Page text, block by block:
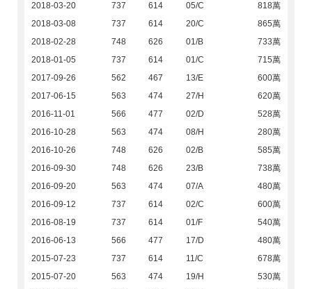
2018-03-20
737 614 05/C
818萬
2018-03-08
737 614 20/C
865萬
2018-02-28
748 626 01/B
733萬
2018-01-05
737 614 01/C
715萬
2017-09-26
562 467 13/E
600萬
2017-06-15
563 474 27/H
620萬
2016-11-01
566 477 02/D
528萬
2016-10-28
563 474 08/H
280萬
2016-10-26
748 626 02/B
585萬
2016-09-30
748 626 23/B
738萬
2016-09-20
563 474 07/A
480萬
2016-09-12
737 614 02/C
600萬
2016-08-19
737 614 01/F
540萬
2016-06-13
566 477 17/D
480萬
2015-07-23
737 614 11/C
678萬
2015-07-20
563 474 19/H
530萬